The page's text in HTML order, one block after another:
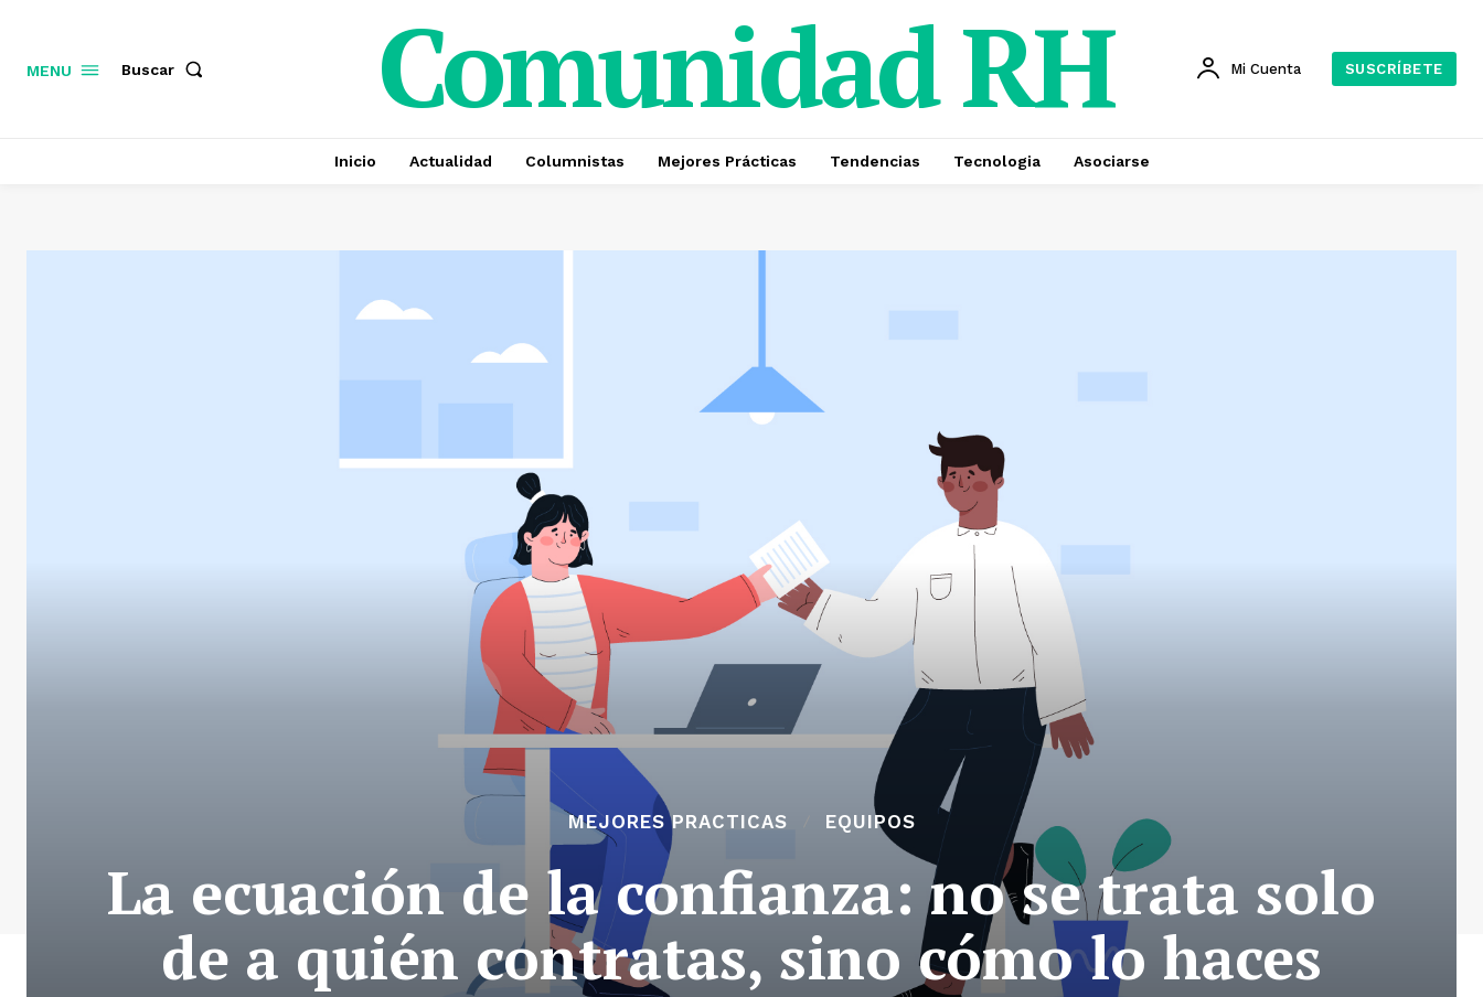
MENU Buscar Comunidad RH Mi Cuenta SUSCRÍBETE
Inicio Actualidad Columnistas Mejores Prácticas Tendencias Tecnologia Asociarse
MEJORES PRACTICAS EQUIPOS
La ecuación de la confianza: no se trata solo
de a quién contratas, sino cómo lo haces